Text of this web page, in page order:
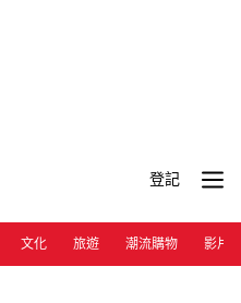
登記
文化 旅遊 潮流購物 影片